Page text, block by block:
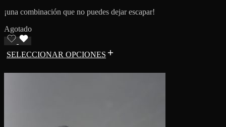
¡una combinación que no puedes dejar escapar!
Agotado
SELECCIONAR OPCIONES